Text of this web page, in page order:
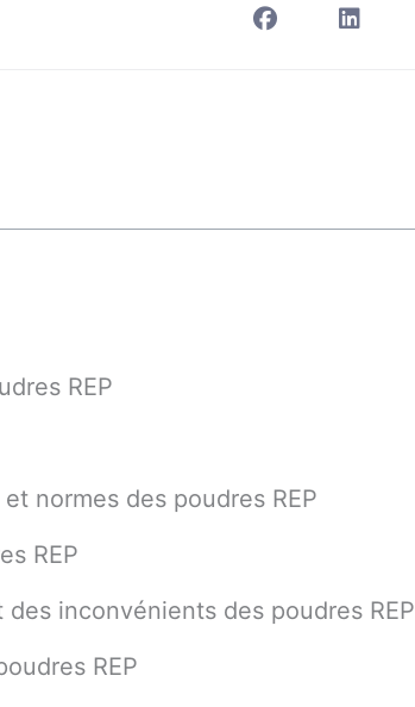
REP
normes des poudres REP
REP
inconvénients des poudres REP
REP